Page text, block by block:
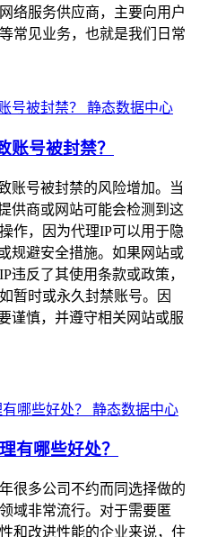
络服务供应商，主要向用户
常见业务，也就是我们日常
静态数据中心
账号被封禁？
账号被封禁的风险增加。当
供商或网站可能会检测到这
作，因为代理IP可以用于隐
规避安全措施。如果网站或
违反了其使用条款或政策，
暂时或永久封禁账号。因
谨慎，并遵守相关网站或服
静态数据中心
有哪些好处？
很多公司不约而同选择做的
域非常流行。对于需要匿
和改进性能的企业来说，住